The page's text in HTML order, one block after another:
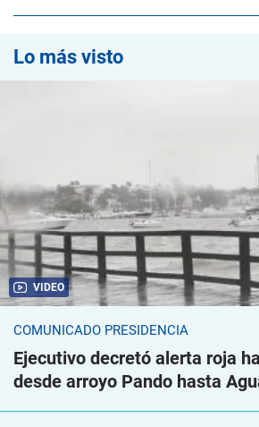
Lo más visto
VIDEO
COMUNICADO PRESIDENCIA
Ejecutivo decretó alerta roja
desde arroyo Pando hasta